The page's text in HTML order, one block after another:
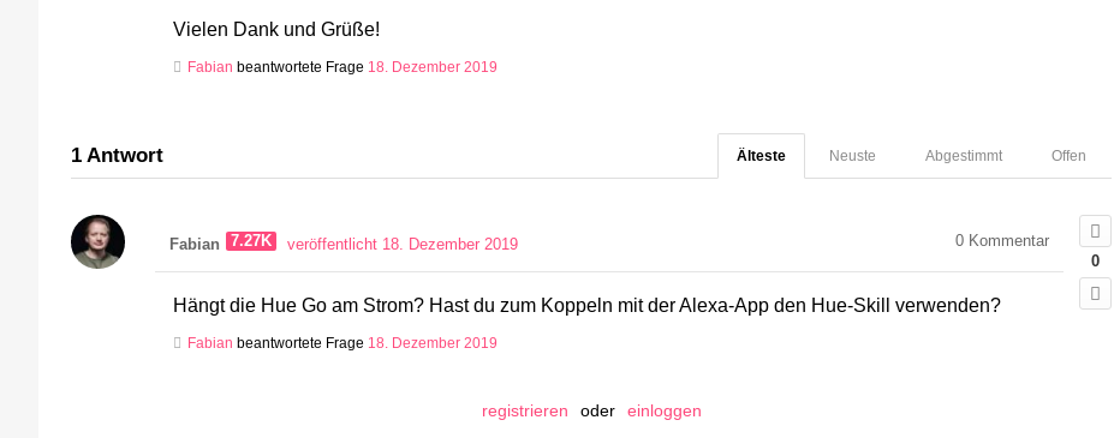
Vielen Dank und Grüße!
Fabian beantwortete Frage 18. Dezember 2019
1 Antwort Offen
Abgestimmt
Neuste
Älteste
0
Fabian 7.27K veröffentlicht 18. Dezember 2019 0 Kommentar
Hängt die Hue Go am Strom? Hast du zum Koppeln mit der Alexa-App den Hue-Skill verwenden?
Fabian beantwortete Frage 18. Dezember 2019
registrieren oder einloggen